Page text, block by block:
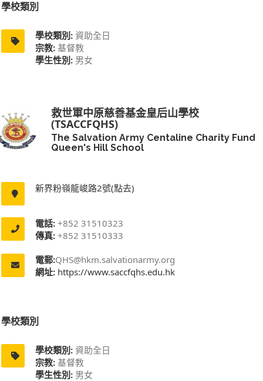
學校類別
學校類別: 資助全日
宗教: 基督教
學生性別: 男女
救世軍中原慈善基金皇后山學校
(TSACCFQHS)
The Salvation Army Centaline Charity Fund
Queen's Hill School
新界粉嶺龍峻路2號(點去)
電話: +852 31510323
傳真: +852 31510333
電郵:QHS@hkm.salvationarmy.org
網址: https://www.saccfqhs.edu.hk
學校類別
學校類別: 資助全日
宗教: 基督教
學生性別: 男女